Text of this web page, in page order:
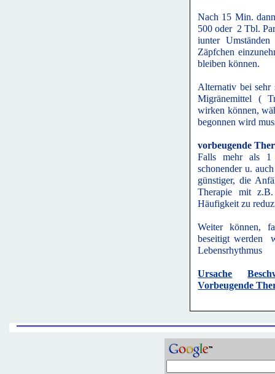
Nach 15 Min.
500 oder 2 Tbl.
iunter
Zäpfchen
bleiben können.
Alternativ bei sehr
Migränemittel (
wirken können,
begonnen wird
vorbeugende
Falls mehr als
schonender u.
günstiger, die
Therapie mit
Häufigkeit zu
Weiter können,
beseitigt werden
Lebensrhythmus
Ursache
Vorbeugende